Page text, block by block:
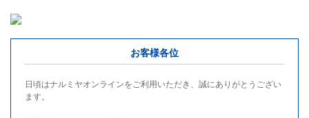
お客様各位
日頃はナルミヤオンラインをご利用いただき、誠にありがとうござい
ます。